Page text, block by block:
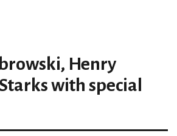
Henry
with special